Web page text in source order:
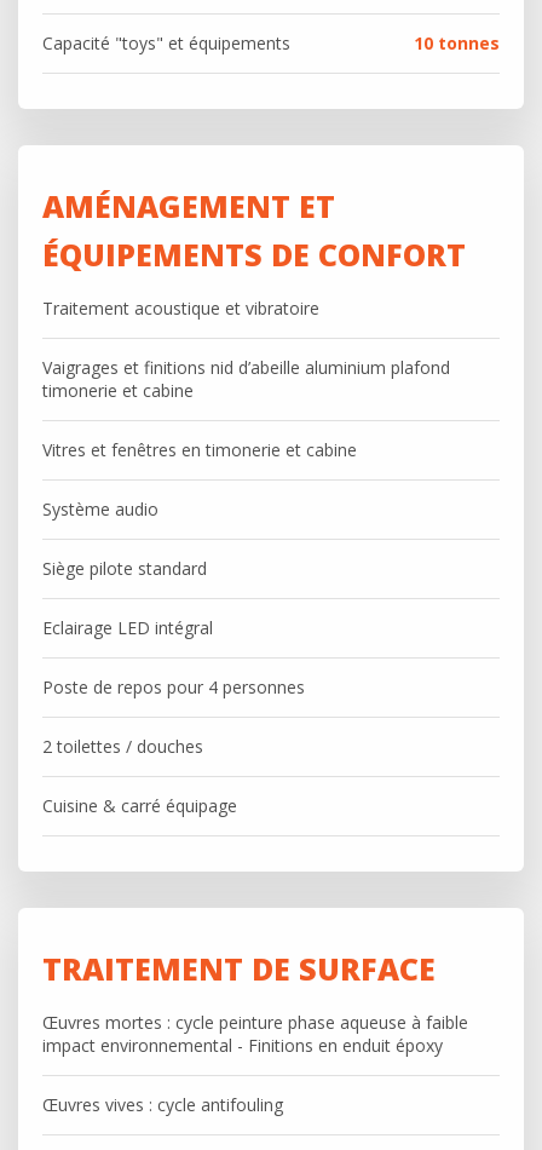
Capacité "toys" et équipements 10 tonnes
AMÉNAGEMENT ET
ÉQUIPEMENTS DE CONFORT
Traitement acoustique et vibratoire
Vaigrages et finitions nid d’abeille aluminium plafond
timonerie et cabine
Vitres et fenêtres en timonerie et cabine
Système audio
Siège pilote standard
Eclairage LED intégral
Poste de repos pour 4 personnes
2 toilettes / douches
Cuisine & carré équipage
TRAITEMENT DE SURFACE
Œuvres mortes : cycle peinture phase aqueuse à faible
impact environnemental - Finitions en enduit époxy
Œuvres vives : cycle antifouling